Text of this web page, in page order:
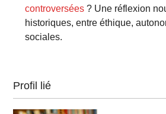
controversées ? Une réflexion
historiques, entre éthique,
sociales.
Profil lié